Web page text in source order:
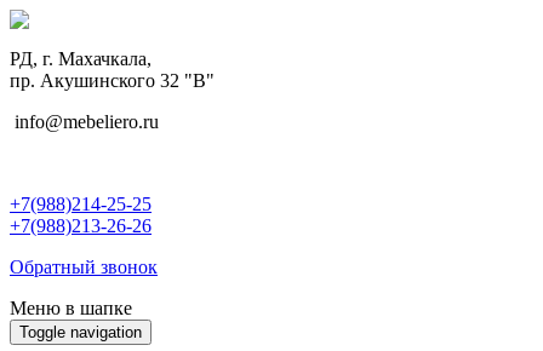
РД, г. Махачкала,
пр. Акушинского 32 "В"
info@mebeliero.ru
+7(988)214-25-25
+7(988)213-26-26
Обратный звонок
Меню в шапке
Toggle navigation